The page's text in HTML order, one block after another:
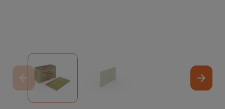
arrow_forward
arrow_back